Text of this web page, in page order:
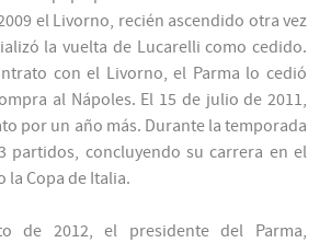
el Livorno, recién ascendido otra vez
la vuelta de Lucarelli como cedido.
con el Livorno, el Parma lo cedió
al Nápoles. El 15 de julio de 2011,
por un año más. Durante la temporada
partidos, concluyendo su carrera en el
la Copa de Italia.
de 2012, el presidente del Parma,